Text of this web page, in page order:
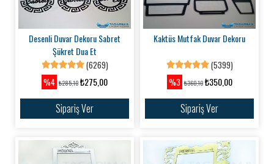
Desenli Duvar Dekoru Sabret
Şükret Dua Et
(6269)
%4 ₺285,10 ₺275,00
Sipariş Ver
Kaktüs Mutfak Duvar Dekoru
(5399)
%3 ₺360,10₺350,00
Sipariş Ver